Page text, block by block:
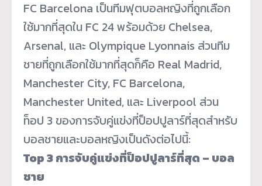
FC Barcelona เป็นทีมฟุตบอลหญิงที่ถูกเลือก
ใช้มากที่สุดใน FC 24 พร้อมด้วย Chelsea,
Arsenal, และ Olympique Lyonnais ส่วนทีม
ชายที่ถูกเลือกใช้มากที่สุดก็คือ Real Madrid,
Manchester City, FC Barcelona,
Manchester United, และ Liverpool ส่วน
ท็อป 3 ของการจับคู่แข่งที่ป็อปปูลาร์ที่สุดสำหรับ
บอลชายและบอลหญิงเป็นดังต่อไปนี้:
Top 3 การจับคู่แข่งที่ป็อปปูลาร์ที่สุด – บอล
ชาย